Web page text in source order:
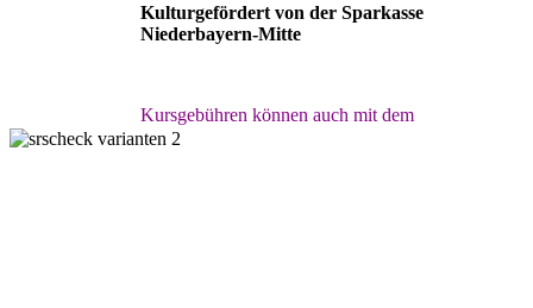
Kulturgefördert von der Sparkasse
Niederbayern-Mitte
Kursgebühren können auch mit dem